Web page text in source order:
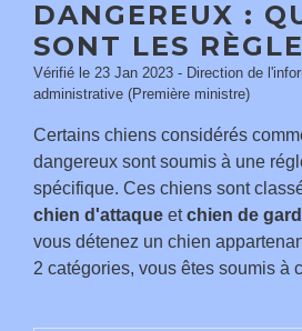
DANGEREUX :
SONT LES
Vérifié le 23 Jan 2023 - Direction de
administrative (Première ministre)
Certains chiens considérés
dangereux sont soumis à une
spécifique. Ces chiens sont
chien d'attaque etchien de
vous détenez un chien
2 catégories, vous êtes soumis à